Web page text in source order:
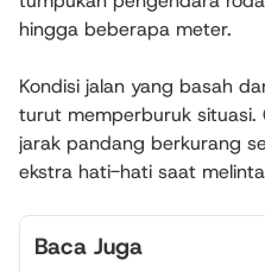
hingga beberapa meter.
Kondisi jalan yang basah
turut memperburuk
jarak pandang berkurang
ekstra hati-hati saat
Baca Juga